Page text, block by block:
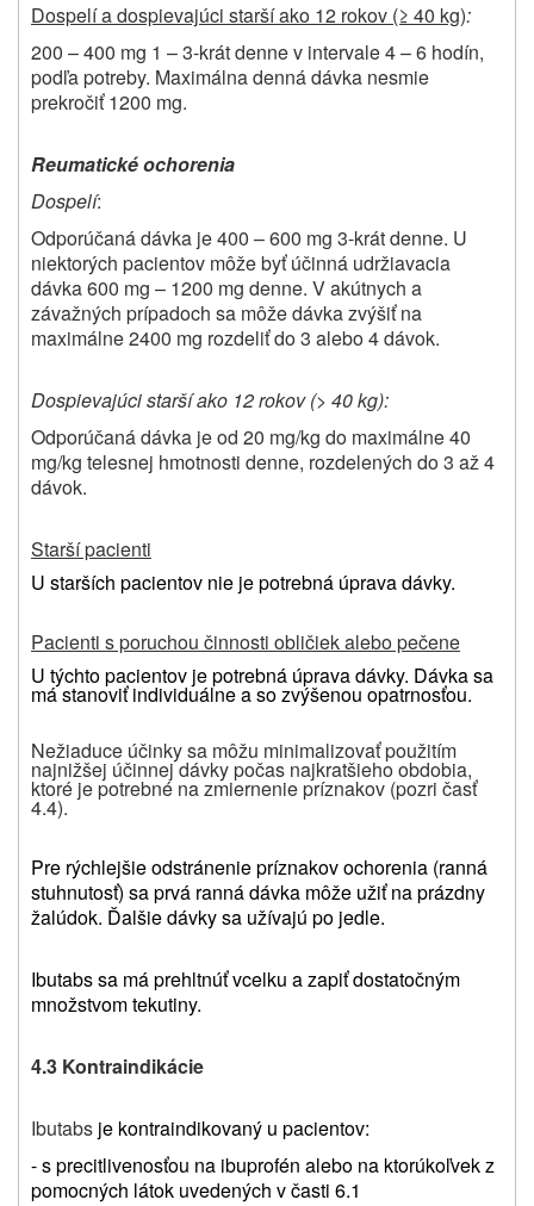
Dospelí a dospievajúci starší ako 12 rokov (≥ 40 kg):
200 – 400 mg 1 – 3-krát denne v intervale 4 – 6 hodín,
podľa potreby. Maximálna denná dávka nesmie
prekročiť 1200 mg.
Reumatické ochorenia
Dospelí:
Odporúčaná dávka je 400 – 600 mg 3-krát denne. U
niektorých pacientov môže byť účinná udržiavacia
dávka 600 mg – 1200 mg denne. V akútnych a
závažných prípadoch sa môže dávka zvýšiť na
maximálne 2400 mg rozdeliť do 3 alebo 4 dávok.
Dospievajúci starší ako 12 rokov (> 40 kg):
Odporúčaná dávka je od 20 mg/kg do maximálne 40
mg/kg telesnej hmotnosti denne, rozdelených do 3 až 4
dávok.
Starší pacienti
U starších pacientov nie je potrebná úprava dávky.
Pacienti s poruchou činnosti obličiek alebo pečene
U týchto pacientov je potrebná úprava dávky. Dávka sa
má stanoviť individuálne a so zvýšenou opatrnosťou.
Nežiaduce účinky sa môžu minimalizovať použitím
najnižšej účinnej dávky počas najkratšieho obdobia,
ktoré je potrebné na zmiernenie príznakov (pozri časť
4.4).
Pre rýchlejšie odstránenie príznakov ochorenia (ranná
stuhnutosť) sa prvá ranná dávka môže užiť na prázdny
žalúdok. Ďalšie dávky sa užívajú po jedle.
Ibutabs sa má prehltnúť vcelku a zapiť dostatočným
množstvom tekutiny.
4.3 Kontraindikácie
Ibutabs je kontraindikovaný u pacientov:
- s precitlivenosťou na ibuprofén alebo na ktorúkoľvek z
pomocných látok uvedených v časti 6.1